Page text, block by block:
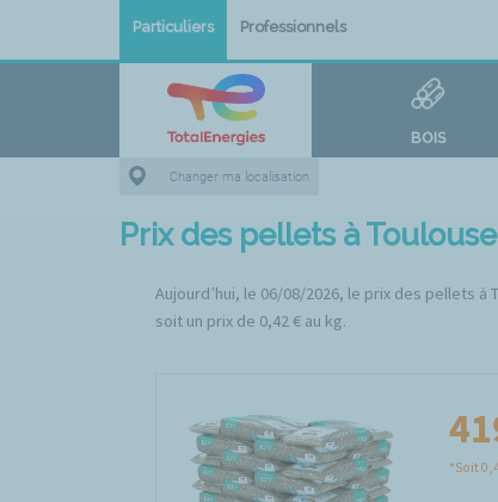
Particuliers Professionnels
BOIS
Changer ma localisation
Prix des pellets à Toulouse
Aujourd’hui, le 06/08/2026, le prix des pellets
soit un prix de 0,42 € au kg.
*Soit